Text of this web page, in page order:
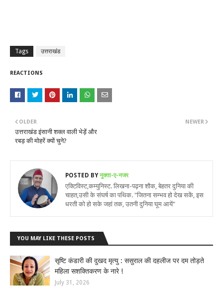
Tags उत्तराखंड
REACTIONS
NEWER
OLDER
उत्तराखंड इंसानी शक्ल वाली भेड़ें और
रबड़ की मोहरें क्यों चुने?
POSTED BYनुक्ता-ए-नजर
एक्टिविस्ट,कम्युनिस्ट. लिखना-पढ़ना शौक, बेहतर दुनिया की
चाहत,उसी के संघर्ष का पथिक. "जितना सम्भव हो देख सकें, इस
धरती को हो सके जहां तक, उतनी दुनिया घूम आयें"
YOU MAY LIKE THESE POSTS
सृष्टि कंडारी की दुखद मृत्यु : ससुराल की दहलीज पर दम तोड़ते
महिला सशक्तिकरण के नारे !
July 31, 2026